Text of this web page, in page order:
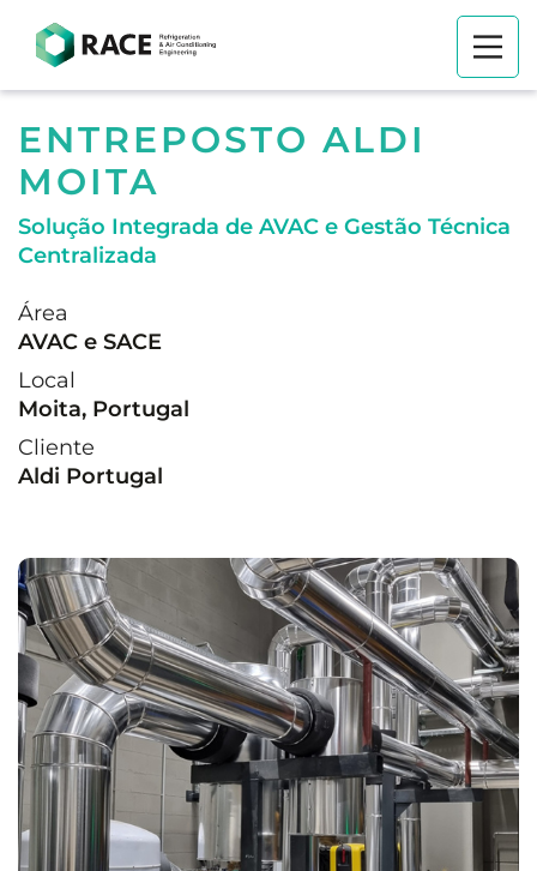
ENTREPOSTO ALDI
MOITA
Solução Integrada de AVAC e Gestão Técnica
Centralizada
Área
AVAC e SACE
Local
Moita, Portugal
Cliente
Aldi Portugal